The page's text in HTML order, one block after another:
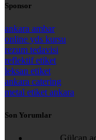
Sponsor
ankara ambar
online yds kursu
rezum tedavisi
reflektif etiket
leksan etiket
ankara catering
metal etiket ankara
Son Yorumlar